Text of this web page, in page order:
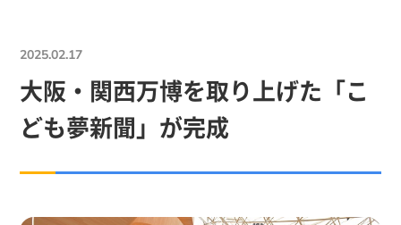
2025.02.17
大阪・関西万博を取り上げた「こ
ども夢新聞」が完成